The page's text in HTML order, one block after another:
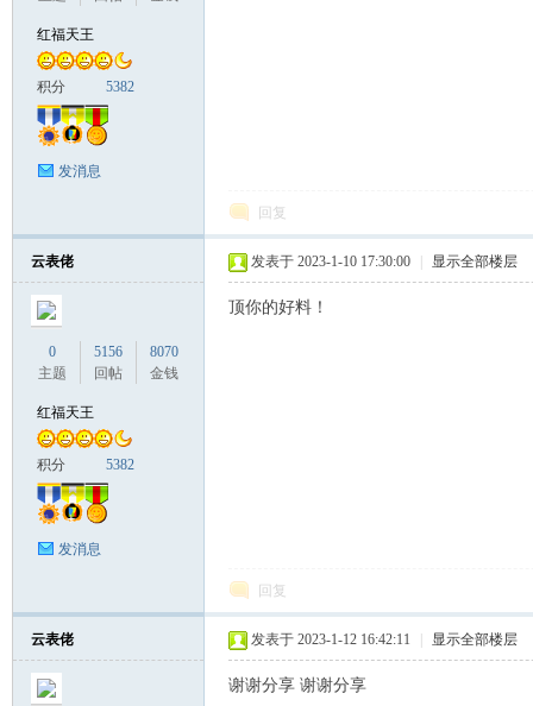
红福天王
积分 5382
发消息
回复
云表佬
0
主题
5156
回帖
8070
金钱
红福天王
积分 5382
发消息
发表于 2023-1-10 17:30:00 显示全部楼层
顶你的好料！
回复
云表佬 发表于 2023-1-12 16:42:11 显示全部楼层
谢谢分享 谢谢分享